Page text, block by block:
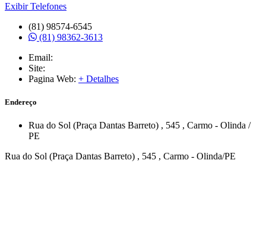
Exibir Telefones
(81) 98574-6545
(81) 98362-3613
Email:
Site:
Pagina Web: + Detalhes
Endereço
Rua do Sol (Praça Dantas Barreto) , 545 , Carmo - Olinda /
PE
Rua do Sol (Praça Dantas Barreto) , 545 , Carmo - Olinda/PE